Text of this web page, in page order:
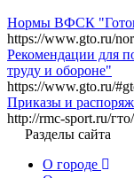
Нормы ВФСК "Готов
https://www.gto.ru/
Рекомендации для
труду и обороне"
https://www.gto.ru/
Приказы и
http://rmc-sport.ru/
Разделы сайта
О городе